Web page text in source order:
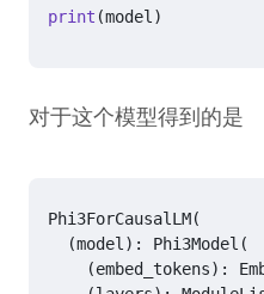
print (model)
对于这个模型得到的是